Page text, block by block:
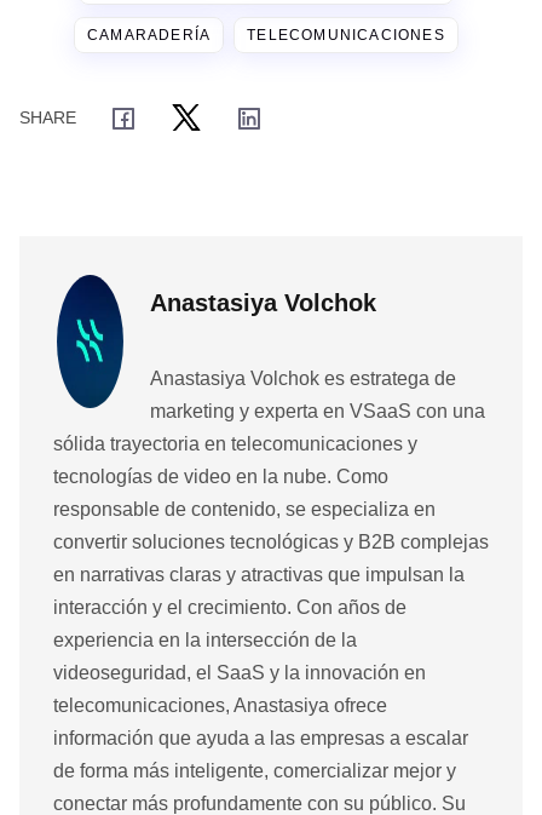
CAMARADERÍA TELECOMUNICACIONES
Anastasiya Volchok
Anastasiya Volchok es estratega de
marketing y experta en VSaaS con una
sólida trayectoria en telecomunicaciones y
tecnologías de video en la nube. Como
responsable de contenido, se especializa en
convertir soluciones tecnológicas y B2B complejas
en narrativas claras y atractivas que impulsan la
interacción y el crecimiento. Con años de
experiencia en la intersección de la
videoseguridad, el SaaS y la innovación en
telecomunicaciones, Anastasiya ofrece
información que ayuda a las empresas a escalar
de forma más inteligente, comercializar mejor y
conectar más profundamente con su público. Su